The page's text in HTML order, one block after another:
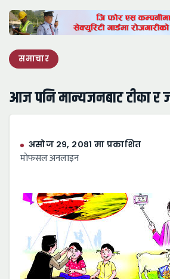
समाचार
आज पनि मान्यजनबाट टीका र
असोज २९, २०८१ मा प्रकाशित
माेफसल अनलाइन